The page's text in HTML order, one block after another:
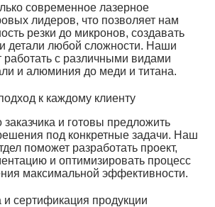
современное лазерное
лидеров, что позволяет нам
резки до микронов, создавать
детали любой сложности. Наши
с различными видами
и алюминия до меди и титана.
к каждому клиенту
и готовы предложить
под конкретные задачи. Наш
поможет разработать проект,
и оптимизировать процесс
максимальной эффективности.
и сертификация продукции